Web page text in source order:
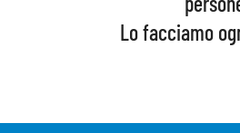
Lo facciamo